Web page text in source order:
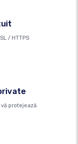
/ HTTPS
protejează